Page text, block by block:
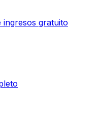
ingresos gratuito